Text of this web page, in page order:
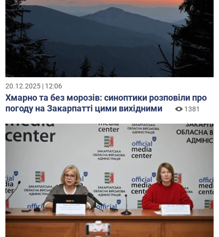
20.12.2025 | 12:06
Хмарно та без морозів: синоптики розповіли про
погоду на Закарпатті цими вихідними
1381